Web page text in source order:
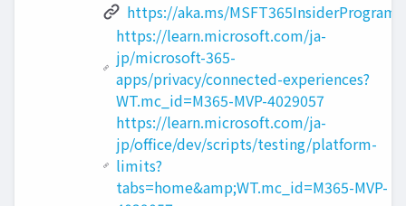
https://aka.ms/MSFT365InsiderProgram
https://learn.microsoft.com/ja-
jp/microsoft-365-
apps/privacy/connected-experiences?
WT.mc_id=M365-MVP-4029057
https://learn.microsoft.com/ja-
jp/office/dev/scripts/testing/platform-
limits?
tabs=home&amp;WT.mc_id=M365-MVP-